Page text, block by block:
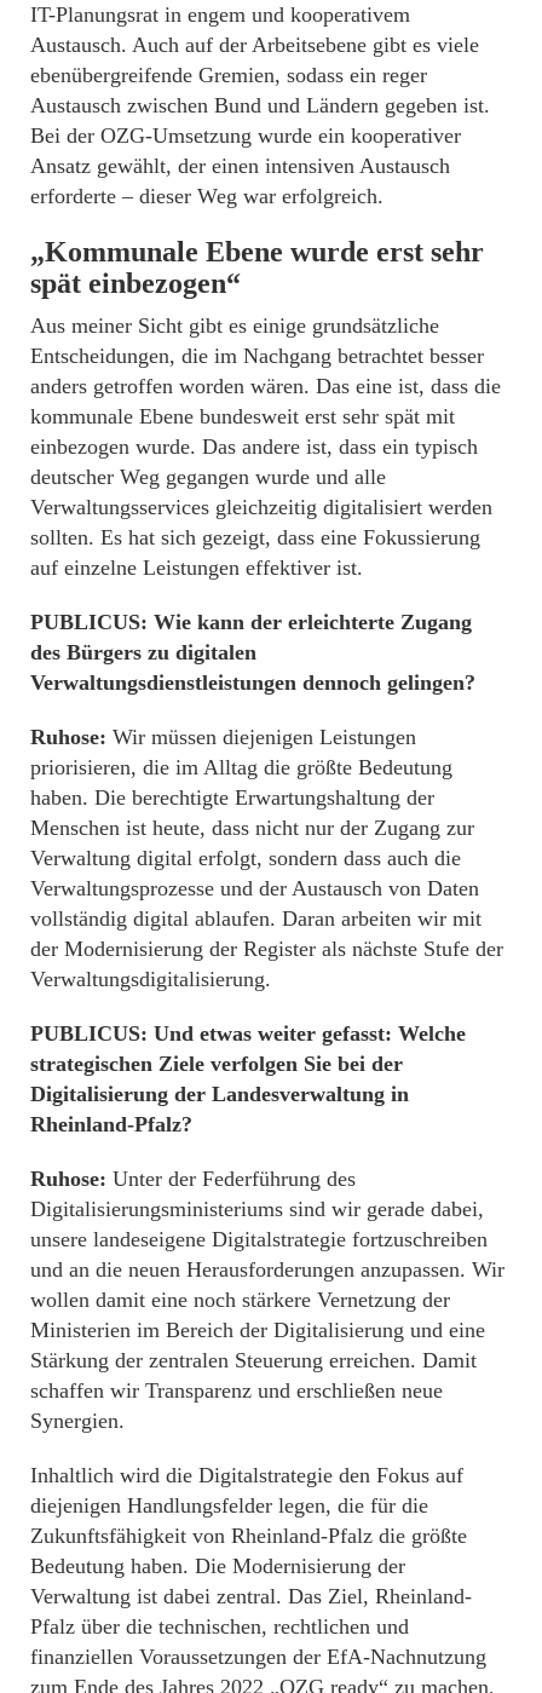
IT-Planungsrat in engem und kooperativem
Austausch. Auch auf der Arbeitsebene gibt es viele
ebenübergreifende Gremien, sodass ein reger
Austausch zwischen Bund und Ländern gegeben ist.
Bei der OZG-Umsetzung wurde ein kooperativer
Ansatz gewählt, der einen intensiven Austausch
erforderte – dieser Weg war erfolgreich.
„Kommunale Ebene wurde erst sehr
spät einbezogen“
Aus meiner Sicht gibt es einige grundsätzliche
Entscheidungen, die im Nachgang betrachtet besser
anders getroffen worden wären. Das eine ist, dass die
kommunale Ebene bundesweit erst sehr spät mit
einbezogen wurde. Das andere ist, dass ein typisch
deutscher Weg gegangen wurde und alle
Verwaltungsservices gleichzeitig digitalisiert werden
sollten. Es hat sich gezeigt, dass eine Fokussierung
auf einzelne Leistungen effektiver ist.
PUBLICUS: Wie kann der erleichterte Zugang
des Bürgers zu digitalen
Verwaltungsdienstleistungen dennoch gelingen?
Ruhose: Wir müssen diejenigen Leistungen
priorisieren, die im Alltag die größte Bedeutung
haben. Die berechtigte Erwartungshaltung der
Menschen ist heute, dass nicht nur der Zugang zur
Verwaltung digital erfolgt, sondern dass auch die
Verwaltungsprozesse und der Austausch von Daten
vollständig digital ablaufen. Daran arbeiten wir mit
der Modernisierung der Register als nächste Stufe der
Verwaltungsdigitalisierung.
PUBLICUS: Und etwas weiter gefasst: Welche
strategischen Ziele verfolgen Sie bei der
Digitalisierung der Landesverwaltung in
Rheinland-Pfalz?
Ruhose: Unter der Federführung des
Digitalisierungsministeriums sind wir gerade dabei,
unsere landeseigene Digitalstrategie fortzuschreiben
und an die neuen Herausforderungen anzupassen. Wir
wollen damit eine noch stärkere Vernetzung der
Ministerien im Bereich der Digitalisierung und eine
Stärkung der zentralen Steuerung erreichen. Damit
schaffen wir Transparenz und erschließen neue
Synergien.
Inhaltlich wird die Digitalstrategie den Fokus auf
diejenigen Handlungsfelder legen, die für die
Zukunftsfähigkeit von Rheinland-Pfalz die größte
Bedeutung haben. Die Modernisierung der
Verwaltung ist dabei zentral. Das Ziel, Rheinland-
Pfalz über die technischen, rechtlichen und
finanziellen Voraussetzungen der EfA-Nachnutzung
zum Ende des Jahres 2022 „OZG ready“ zu machen,